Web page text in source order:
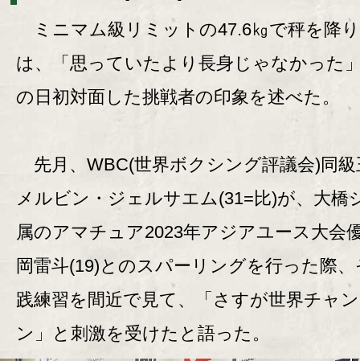
ミニマム級リミットの47.6㎏で秤を降
は、「思っていたより長身じゃなかった
の日初対面した挑戦者の印象を述べた。
先月、WBC(世界ボクシング評議会)同級
メルビン・ジェルサエム(31=比)が、大橋
属のアマチュア2023年アジアユース大会
岡雷斗(19)とのスパーリングを行った際
践練習を間近で見て、「さすが世界チャ
ン」と刺激を受けたと語った。